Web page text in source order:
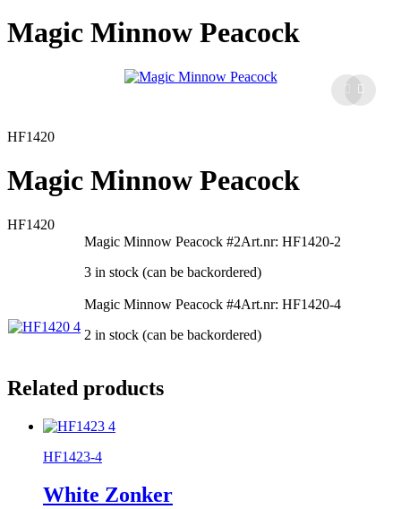
Magic Minnow Peacock
HF1420
Magic Minnow Peacock
HF1420
Magic Minnow Peacock #2Art.nr: HF1420-2
3 in stock (can be backordered)
Magic Minnow Peacock #4Art.nr: HF1420-4
2 in stock (can be backordered)
Related products
HF1423-4
White Zonker